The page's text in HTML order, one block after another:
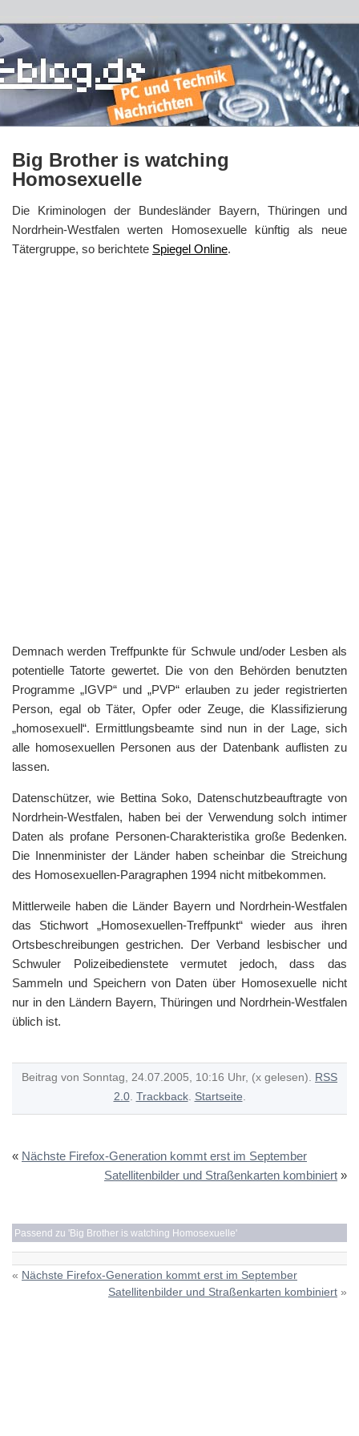
Big Brother is watching
Homosexuelle
Die Kriminologen der Bundesländer Bayern, Thüringen und
Nordrhein-Westfalen werten Homosexuelle künftig als neue
Tätergruppe, so berichtete Spiegel Online.
Demnach werden Treffpunkte für Schwule und/oder Lesben als
potentielle Tatorte gewertet. Die von den Behörden benutzten
Programme „IGVP“ und „PVP“ erlauben zu jeder registrierten
Person, egal ob Täter, Opfer oder Zeuge, die Klassifizierung
„homosexuell“. Ermittlungsbeamte sind nun in der Lage, sich
alle homosexuellen Personen aus der Datenbank auflisten zu
lassen.
Datenschützer, wie Bettina Soko, Datenschutzbeauftragte von
Nordrhein-Westfalen, haben bei der Verwendung solch intimer
Daten als profane Personen-Charakteristika große Bedenken.
Die Innenminister der Länder haben scheinbar die Streichung
des Homosexuellen-Paragraphen 1994 nicht mitbekommen.
Mittlerweile haben die Länder Bayern und Nordrhein-Westfalen
das Stichwort „Homosexuellen-Treffpunkt“ wieder aus ihren
Ortsbeschreibungen gestrichen. Der Verband lesbischer und
Schwuler Polizeibedienstete vermutet jedoch, dass das
Sammeln und Speichern von Daten über Homosexuelle nicht
nur in den Ländern Bayern, Thüringen und Nordrhein-Westfalen
üblich ist.
Beitrag von Sonntag, 24.07.2005, 10:16 Uhr, (x gelesen). RSS
2.0. Trackback. Startseite.
« Nächste Firefox-Generation kommt erst im September
Satellitenbilder und Straßenkarten kombiniert »
Passend zu 'Big Brother is watching Homosexuelle'
« Nächste Firefox-Generation kommt erst im September
Satellitenbilder und Straßenkarten kombiniert »